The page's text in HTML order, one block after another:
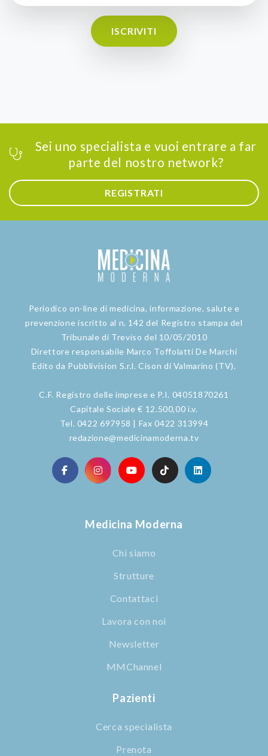
ISCRIVITI
Sei uno specialista e vuoi entrare a far
parte del nostro network?
REGISTRATI
Periodico on-line di medicina, informazione, salute e
prevenzione iscritto al n. 142 del Registro stampa del
Tribunale di Treviso del 10/05/2010
Direttore responsabile Marco Toffolatti De Marchi
Edito da Pubblivision S.r.l. Cison di Valmarino (TV).
C.F. Registro delle imprese e P.I. 04051870261
Capitale Sociale € 12.500,00 i.v.
Tel. 0422 697958 | Fax 0422 313994
redazione@medicinamoderna.tv
Medicina Moderna
Chi siamo
Strutture
Contattaci
Lavora con noi
Newsletter
MMChannel
Pazienti
Cerca specialista
Prenota